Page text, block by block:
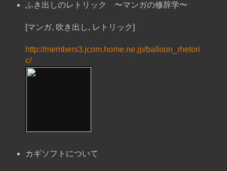
ふき出しのレトリック 〜マンガの修辞学〜
[マンガ, 吹き出し, レトリック]
http://members3.jcom.home.ne.jp/balloon_rhetori
c/
カギソフトについて